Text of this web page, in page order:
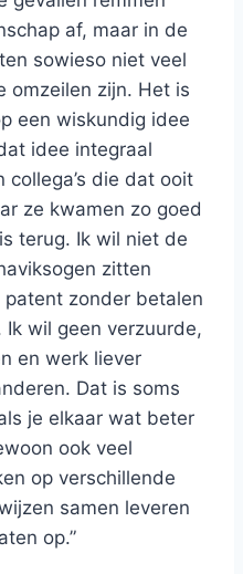
af, maar in de
sowieso niet veel
omzeilen zijn. Het is
een wiskundig idee
idee integraal
die dat ooit
ze kwamen zo goed
terug. Ik wil niet de
zitten
zonder betalen
wil geen verzuurde,
en werk liever
Dat is soms
je elkaar wat beter
ook veel
op verschillende
samen leveren
op.”